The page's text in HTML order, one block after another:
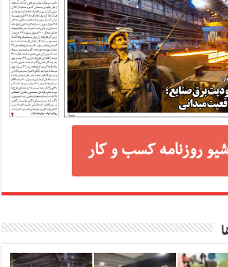
روزنامه کسب و کار